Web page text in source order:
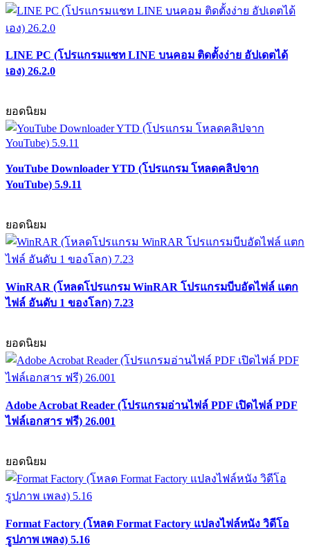
LINE PC (โปรแกรมแชท LINE บนคอม ติดตั้งง่าย อัปเดตได้
เอง) 26.2.0
ยอดนิยม
YouTube Downloader YTD (โปรแกรม โหลดคลิปจาก
YouTube) 5.9.11
ยอดนิยม
WinRAR (โหลดโปรแกรม WinRAR โปรแกรมบีบอัดไฟล์ แตก
ไฟล์ อันดับ 1 ของโลก) 7.23
ยอดนิยม
Adobe Acrobat Reader (โปรแกรมอ่านไฟล์ PDF เปิดไฟล์ PDF
ไฟล์เอกสาร ฟรี) 26.001
ยอดนิยม
Format Factory (โหลด Format Factory แปลงไฟล์หนัง วิดีโอ
รูปภาพ เพลง) 5.16